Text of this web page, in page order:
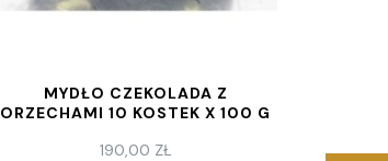
MYDŁO CZEKOLADA Z
ORZECHAMI 10 KOSTEK X 100 G
190,00 ZŁ